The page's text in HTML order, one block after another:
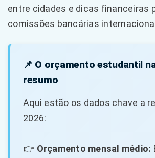
entre cidades e dicas financeiras
comissões bancárias
📌 O orçamento estudantil
resumo
Aqui estão os dados chave a
2026:
👉 Orçamento mensal médio: